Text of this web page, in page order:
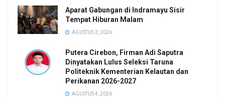
Aparat Gabungan di Indramayu Sisir
Tempat Hiburan Malam
AGUSTUS 2, 2026
Putera Cirebon, Firman Adi Saputra
Dinyatakan Lulus Seleksi Taruna
Politeknik Kementerian Kelautan dan
Perikanan 2026-2027
AGUSTUS 4, 2026